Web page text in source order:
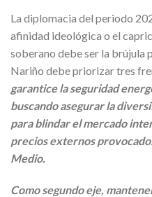
La diplomacia del periodo
afinidad ideológica o el
soberano debe ser la brújula
Nariño debe priorizar tres
garantice la seguridad
buscando asegurar la
para blindar el mercado
precios externos
Medio.
Como segundo eje,